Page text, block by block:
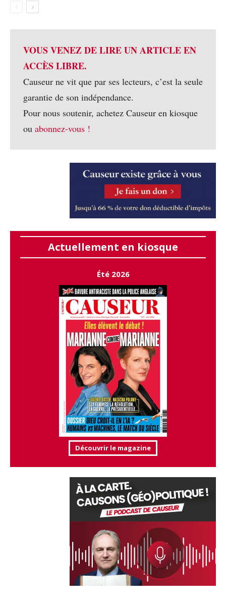
VOUS VENEZ DE LIRE UN ARTICLE EN
ACCÈS LIBRE.
Causeur ne vit que par ses lecteurs, c’est la seule
garantie de son indépendance.
Pour nous soutenir, achetez Causeur en kiosque
ou abonnez-vous !
Actuellement en kiosque
Été 2026
Découvrir le magazine